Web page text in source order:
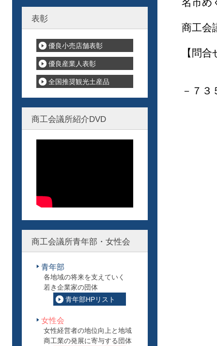
商工会
【問
－７３
表彰
優良小売店舗表彰
優良産業人表彰
全国推奨観光土産品
商工会議所紹介DVD
商工会議所青年部・女性会
青年部
各地域の将来を支えていく
若き企業家の団体
青年部HPリスト
女性会
女性経営者の地位向上と地域
商工業の発展に寄与する団体